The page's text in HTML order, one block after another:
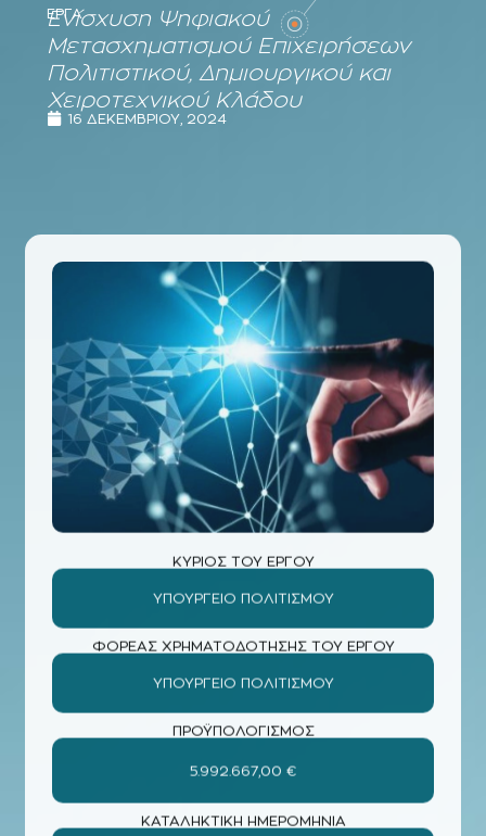
ΕΡΓΑ
Ενίσχυση Ψηφιακού
Μετασχηματισμού Επιχειρήσεων
Πολιτιστικού, Δημιουργικού και
Χειροτεχνικού Κλάδου
16 ΔΕΚΕΜΒΡΊΟΥ, 2024
ΚΥΡΙΟΣ ΤΟΥ ΕΡΓΟΥ
ΥΠΟΥΡΓΕΊΟ ΠΟΛΙΤΙΣΜΟΎ
ΦΟΡΕΑΣ ΧΡΗΜΑΤΟΔΟΤΗΣΗΣ ΤΟΥ ΕΡΓΟΥ
ΥΠΟΥΡΓΕΊΟ ΠΟΛΙΤΙΣΜΟΎ
ΠΡΟΫΠΟΛΟΓΙΣΜΟΣ
5.992.667,00 €
ΚΑΤΑΛΗΚΤΙΚΗ ΗΜΕΡΟΜΗΝΙΑ
31 ΑΥΓΟΎΣΤΟΥ 2026
ΠΗΓΗ ΧΡΗΜΑΤΟΔΟΤΗΣΗΣ